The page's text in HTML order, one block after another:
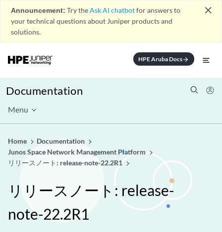
Announcement: Try theAsk AI chatbotfor answers to
your technical questions about Juniper products and
solutions.
close
HPE Aruba Docsarrow_forward
Documentation
Menu
Home
Documentation
Junos Space Network Management Platform
リリースノート: release-note-22.2R1
リリースノート: release-
note-22.2R1